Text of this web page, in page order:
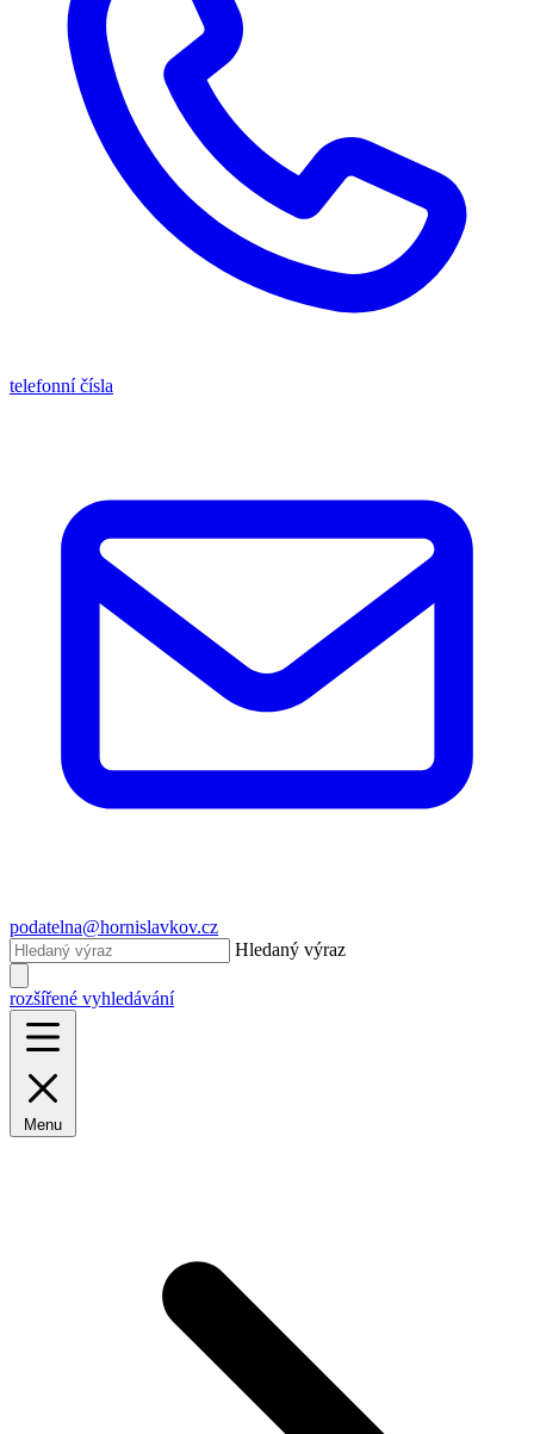
telefonní čísla
podatelna@hornislavkov.cz
Hledaný výraz
rozšířené vyhledávání
Menu